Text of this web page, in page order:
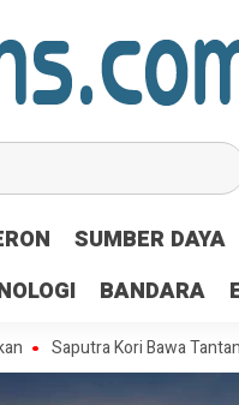
SUMBER DAYA
BANDARA
Kori Bawa Tantangan